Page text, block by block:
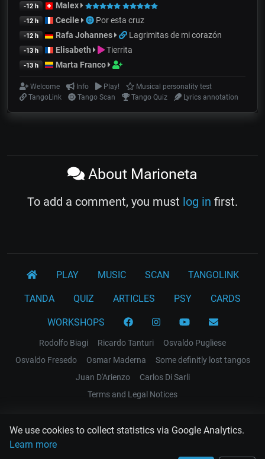
We use cookies to collect statistics via Google Analytics.
Learn more
-12 h Malex
-12 h Cecile Por esta cruz
-12 h Rafa Johannes Lagrimitas de mi corazón
-13 h Elisabeth Tierrita
-13 h Marta Franco
Welcome Info Play!
Musical personality test
TangoLink
Tango Scan Tango Quiz Lyrics annotation
About Marioneta
To add a comment, you must log in first.
PLAY MUSIC SCAN TANGOLINK
TANDA QUIZ ARTICLES PSY CARDS
WORKSHOPS
Rodolfo Biagi Ricardo Tanturi
Osvaldo Pugliese
Osvaldo Fresedo
Osmar Maderna
Some definitly lost tangos
Juan D'Arienzo
Carlos Di Sarli
Terms and Legal Notices
EL RECODO TANGO